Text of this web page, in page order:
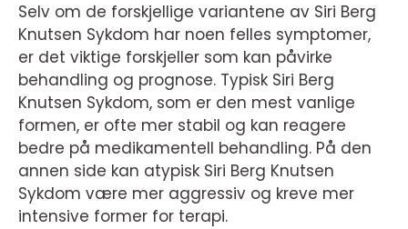
Selv om de forskjellige variantene av Siri Berg
Knutsen Sykdom har noen felles symptomer,
er det viktige forskjeller som kan påvirke
behandling og prognose. Typisk Siri Berg
Knutsen Sykdom, som er den mest vanlige
formen, er ofte mer stabil og kan reagere
bedre på medikamentell behandling. På den
annen side kan atypisk Siri Berg Knutsen
Sykdom være mer aggressiv og kreve mer
intensive former for terapi.